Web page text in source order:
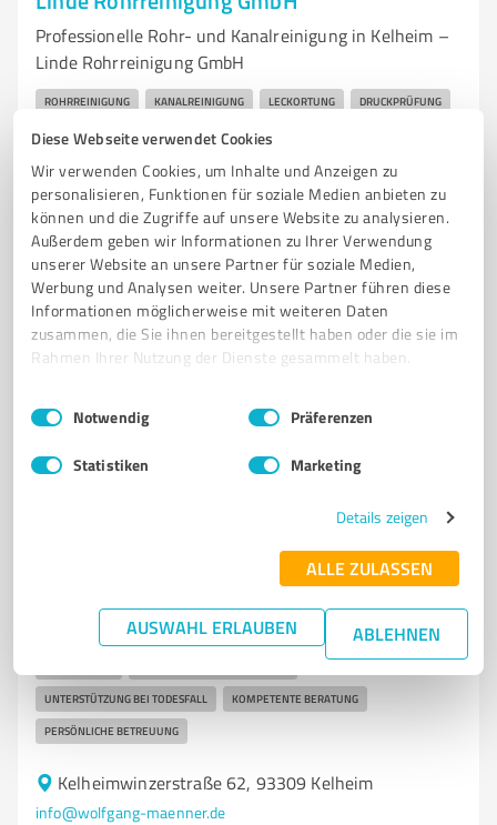
Diese Webseite verwendet Cookies
Wir verwenden Cookies, um Inhalte und Anzeigen zu
personalisieren, Funktionen für soziale Medien anbieten zu
können und die Zugriffe auf unsere Website zu analysieren.
Außerdem geben wir Informationen zu Ihrer Verwendung
unserer Website an unsere Partner für soziale Medien,
Werbung und Analysen weiter. Unsere Partner führen diese
Informationen möglicherweise mit weiteren Daten
zusammen, die Sie ihnen bereitgestellt haben oder die sie im
Rahmen Ihrer Nutzung der Dienste gesammelt haben.
Impressum Datenschutzbestimmungen
Einwilligungsauswahl
Notwendig Präferenzen
Statistiken Marketing
Details zeigen
ALLE ZULASSEN
AUSWAHL ERLAUBEN ABLEHNEN
Professionelle Rohr- und Kanalreinigung in Kelheim –
Linde Rohrreinigung GmbH
ROHRREINIGUNG KANALREINIGUNG LECKORTUNG DRUCKPRÜFUNG
KAMERA-BEFAHRUNG NOTDIENST ABFLUSSREINIGUNG
ROHRSANIERUNG DICHTHEITSPRÜFUNG KELHEIM
PROFESSIONELLE HILFE KUNDENZUFRIEDENHEIT
Giselastraße 30, 93309 Kelheim
service@linde-rohrreinigung.de linde-rohrreinigung.de/
4,90 / 5,00
30 Bewertungen (1 Quelle)
7 Dienstleistungen
FEUERBESTATTUNG SEEBESTATTUNG BESTATTUNGSVORSORGE
UNTERSTÜTZUNG BEI TODESFALL KOMPETENTE BERATUNG
PERSÖNLICHE BETREUUNG
Kelheimwinzerstraße 62, 93309 Kelheim
info@wolfgang-maenner.de